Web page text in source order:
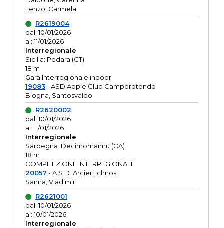
Lenzo, Carmela
R2619004
dal: 10/01/2026
al: 11/01/2026
Interregionale
Sicilia: Pedara (CT)
18 m
Gara Interregionale indoor
19083- ASD Apple Club Camporotondo
Blogna, Santosvaldo
R2620002
dal: 10/01/2026
al: 11/01/2026
Interregionale
Sardegna: Decimomannu (CA)
18 m
COMPETIZIONE INTERREGIONALE
20057 - A.S.D. Arcieri Ichnos
Sanna, Vladimir
R2621001
dal: 10/01/2026
al: 10/01/2026
Interregionale